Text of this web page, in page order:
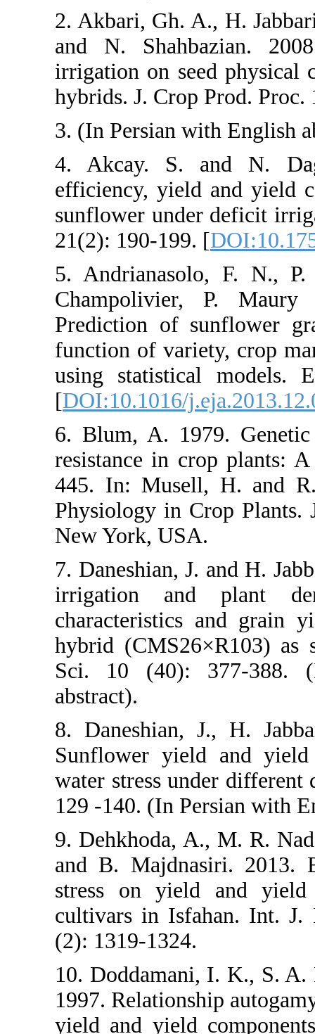
2. Akbari,
and N.
irrigation on
hybrids. J.
3. (In
4. Akcay.
efficiency,
sunflower
21(2): 190-
5.
Prediction
function of
using
[
6. Blum, A.
resistance
445. In:
Physiology
New York,
7.
irrigation
hybrid
Sci. 10
8.
Sunflower
water stress
129 -140. (In
9.
and B.
stress on
cultivars in
(2): 1319-
10.
1997.
yield and